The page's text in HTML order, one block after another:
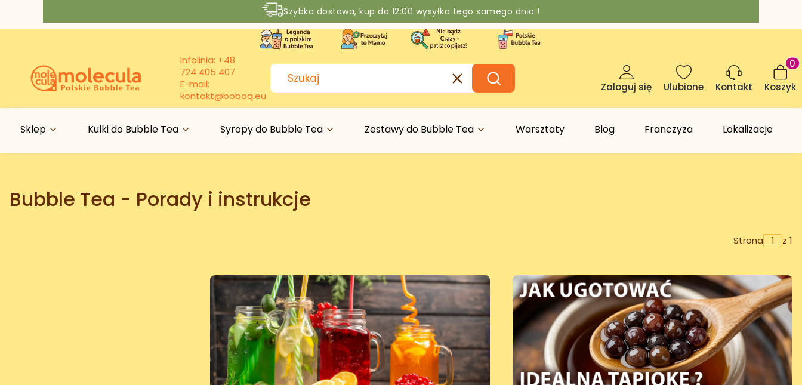
Szybka dostawa, kup do 12:00 wysyłka tego samego dnia !
Rabaty -50% na wybrane produkty
Infolinia: +48
724 405 407
E-mail:
kontakt@boboq.eu
WyczyśćSzukaj Zaloguj się Ulubione Kontakt Koszyk
Sklep Kulki do Bubble Tea Syropy do Bubble Tea Zestawy do Bubble Tea Warsztaty Blog Franczyza Lokalizacje
Bubble Tea - Porady i instrukcje
Strona z 1